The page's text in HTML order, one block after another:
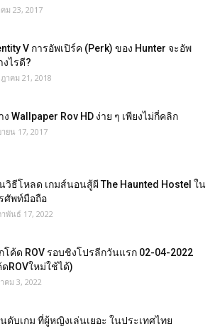
ม 23, 2017
V การอัพเปิร์ค (Perk) ของ Hunter จะอัพ
งไรดี?
าคม 21, 2018
ง Wallpaper Rov HD ง่าย ๆ เพียงไม่กี่คลิก
ยน 17, 2017
วิธีโหลด เกมส์นอนสู้ผี The Haunted Hostel ใน
ศัพท์มือถือ
พันธ์ 17, 2022
โค้ด ROV รอบชิงโปรลีกวันแรก 02-04-2022
ROVใหม่ใช้ได้)
คม 3, 2022
ดับเกม ที่ผู้หญิงเล่นเยอะ ในประเทศไทย